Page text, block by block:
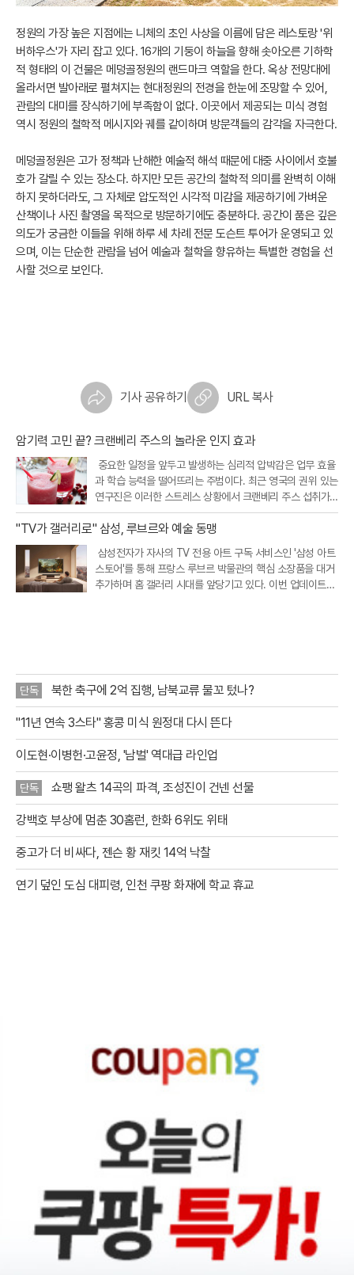
정원의 가장 높은 지점에는 니체의 초인 사상을 이름에 담은 레스토랑 '위
버하우스'가 자리 잡고 있다. 16개의 기둥이 하늘을 향해 솟아오른 기하학
적 형태의 이 건물은 메덩골정원의 랜드마크 역할을 한다. 옥상 전망대에
올라서면 발아래로 펼쳐지는 현대정원의 전경을 한눈에 조망할 수 있어,
관람의 대미를 장식하기에 부족함이 없다. 이곳에서 제공되는 미식 경험
역시 정원의 철학적 메시지와 궤를 같이하며 방문객들의 감각을 자극한다.
메덩골정원은 고가 정책과 난해한 예술적 해석 때문에 대중 사이에서 호불
호가 갈릴 수 있는 장소다. 하지만 모든 공간의 철학적 의미를 완벽히 이해
하지 못하더라도, 그 자체로 압도적인 시각적 미감을 제공하기에 가벼운
산책이나 사진 촬영을 목적으로 방문하기에도 충분하다. 공간이 품은 깊은
의도가 궁금한 이들을 위해 하루 세 차례 전문 도슨트 투어가 운영되고 있
으며, 이는 단순한 관람을 넘어 예술과 철학을 향유하는 특별한 경험을 선
사할 것으로 보인다.
기사 공유하기 URL 복사
암기력 고민 끝? 크랜베리 주스의 놀라운 인지 효과
중요한 일정을 앞두고 발생하는 심리적 압박감은 업무 효율
과 학습 능력을 떨어뜨리는 주범이다. 최근 영국의 권위 있는
연구진은 이러한 스트레스 상황에서 크랜베리 주스 섭취가
인지 기능을 개선하고 정서적 안정을 돕는다는 흥미로운 연
구 결과를 내놓았다. 크랜베리에 풍부한 특정 항산화 성분이
"TV가 갤러리로" 삼성, 루브르와 예술 동맹
삼성전자가 자사의 TV 전용 아트 구독 서비스인 '삼성 아트
스토어'를 통해 프랑스 루브르 박물관의 핵심 소장품을 대거
추가하며 홈 갤러리 시대를 앞당기고 있다. 이번 업데이트를
단독 북한 축구에 2억 집행, 남북교류 물꼬 텄나?
"11년 연속 3스타" 홍콩 미식 원정대 다시 뜬다
이도현·이병헌·고윤정, '남벌' 역대급 라인업
단독 쇼팽 왈츠 14곡의 파격, 조성진이 건넨 선물
강백호 부상에 멈춘 30홈런, 한화 6위도 위태
중고가 더 비싸다, 젠슨 황 재킷 14억 낙찰
연기 덮인 도심 대피령, 인천 쿠팡 화재에 학교 휴교